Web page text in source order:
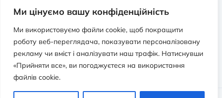
Ми цінуємо вашу конфіденційність
Ми використовуємо файли cookie, щоб покращити
роботу веб-переглядача, показувати персоналізовану
рекламу чи вміст і аналізувати наш трафік. Натиснувши
«Прийняти все», ви погоджуєтеся на використання
файлів cookie.
Видавництва на Порталі
Політика конфіденційності
Публічна оферта